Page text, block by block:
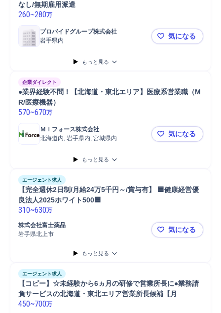
なし/無期雇用派遣
260~280万
プロバイドグループ株式会社
岩手県内
宮城【販売
気になる
もっと見る
企業ダイレクト
●業界経験不問！【北海道・東北エリア】医療系営業職（M
R/医療機器）
570~670万
ＭＩフォース株式会社
北海道内, 岩手県内, 宮城県内
●業界経験
気になる
もっと見る
エージェント求人
【完全週休2日制/月給24万5千円～/賞与有】 🟦健康経営優
310~630万
株式会社富士薬品
岩手県北上市
【完全週休
気になる
もっと見る
エージェント求人
【コピー】☆未経験から6ヵ月の研修で営業所長に●業務請
負サービスの北海道・東北エリア営業所長候補【月
450~700万